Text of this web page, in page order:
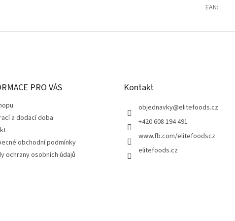
EAN:
PRO VÁS
a dodací doba
obchodní podmínky
ochrany osobních údajů
Kontakt
objednavky@elitefoods.cz
+420 608 194 491
www.fb.com/elitefoodscz
elitefoods.cz